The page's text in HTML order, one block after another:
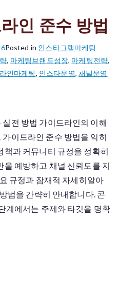
인 준수 방법
Posted in 인스타그램마케팅
, 마케팅브랜드성장, 마케팅전략,
인마케팅, 인스타운영, 채널운영
전 방법 가이드라인의 이해
이드라인 준수 방법을 익히
책과 커뮤니티 규정을 정확히
을 예방하고 채널 신뢰도를 지
규정과 잠재적 자세히알아
법을 간략히 안내합니다. 콘
계에서는 주제와 타깃을 명확